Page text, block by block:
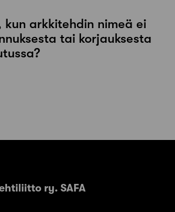
kun arkkitehdin nimeä ei
tai korjauksesta
ry. SAFA